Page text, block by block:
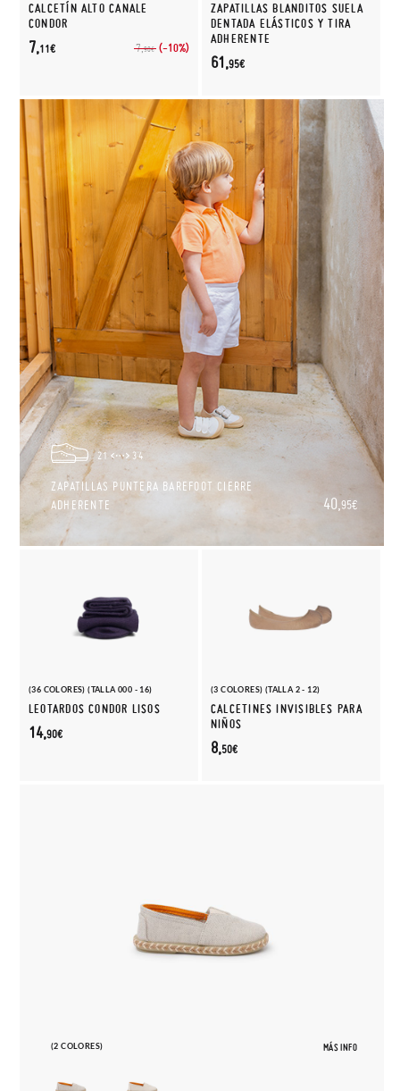
CALCETÍN ALTO CANALE
CONDOR
7,90€ (-10%)
7,11€
ZAPATILLAS BLANDITOS SUELA
DENTADA ELÁSTICOS Y TIRA
ADHERENTE
61,95€
21 34
ZAPATILLAS PUNTERA BAREFOOT CIERRE
ADHERENTE
40, 95€
(36 COLORES) (TALLA 000 - 16)
LEOTARDOS CONDOR LISOS
14,90€
(3 COLORES) (TALLA 2 - 12)
CALCETINES INVISIBLES PARA
NIÑOS
8,50€
(2 COLORES) MÁS INFO